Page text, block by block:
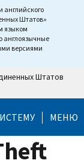
английского
Штатов»
языком
англоязычные
версиями
Штатов
МЕНЮ